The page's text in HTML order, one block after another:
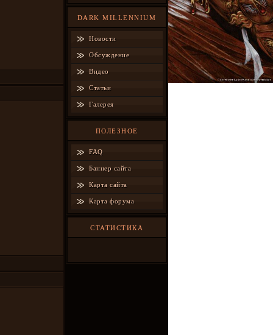
DARK MILLENNIUM
Новости
Обсуждение
Видео
Статьи
Галерея
ПОЛЕЗНОЕ
FAQ
Баннер сайта
Карта сайта
Карта форума
СТАТИСТИКА